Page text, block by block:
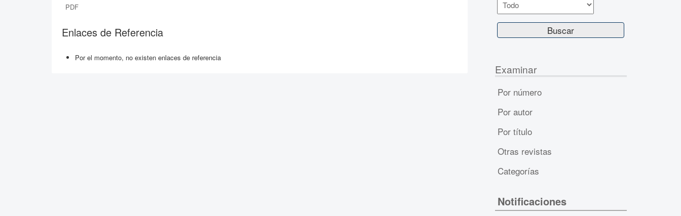
PDF
Enlaces de Referencia
Por el momento, no existen enlaces de referencia
Examinar
Por número
Por autor
Por título
Otras revistas
Categorías
Notificaciones